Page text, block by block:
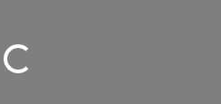
Loading...